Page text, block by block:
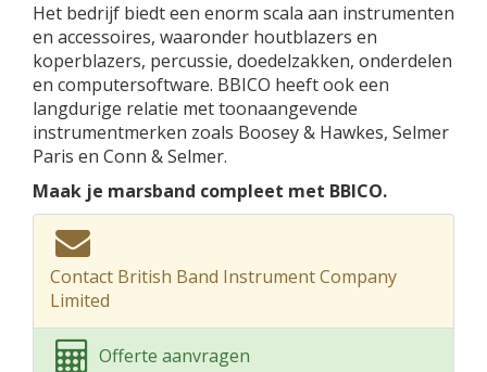
Het bedrijf biedt een enorm scala aan instrumenten
en accessoires, waaronder houtblazers en
koperblazers, percussie, doedelzakken, onderdelen
en computersoftware. BBICO heeft ook een
langdurige relatie met toonaangevende
instrumentmerken zoals Boosey & Hawkes, Selmer
Paris en Conn & Selmer.
Maak je marsband compleet met BBICO.
Contact British Band Instrument Company
Limited
Offerte aanvragen